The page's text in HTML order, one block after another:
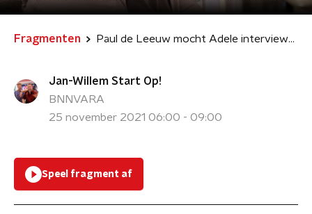
tanden"
Fragmenten Paul de Leeuw mocht Adele interviewen voor zijn programma "Voor het eerst met mijn bek vol tanden"
Jan-Willem Start Op!
BNNVARA
25 november 2021 06:00 - 09:00
Speel fragment af